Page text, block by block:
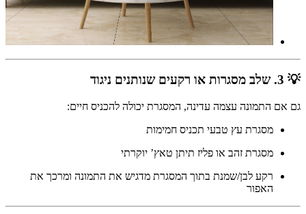
💡 3. שלב מסגרות או רקעים שנותנים ניגוד
גם אם התמונה עצמה עדינה, המסגרת יכולה להכניס חיים:
מסגרת עץ טבעי תכניס חמימות
מסגרת זהב או פליז תיתן טאץ’ יוקרתי
רקע לבן/שמנת בתוך המסגרת מדגיש את התמונה ומרכך את
האפור